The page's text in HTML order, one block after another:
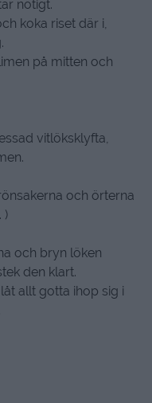
smör. Pressa ner
nötigt.
koka riset där i,
)
och bryn löken
den klart.